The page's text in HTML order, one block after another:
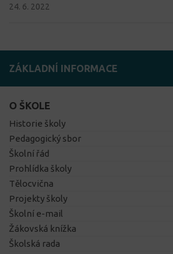
24. 6. 2022
ZÁKLADNÍ INFORMACE
O ŠKOLE
Historie školy
Pedagogický sbor
Školní řád
Prohlídka školy
Tělocvična
Projekty školy
Školní e-mail
Žákovská knížka
Školská rada